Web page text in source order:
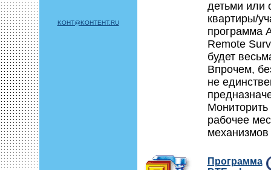
KOHT@KOHTEHT.RU
детьми или
квартиры/
программа
Remote
будет
Впрочем,
не
рабочее
Программа